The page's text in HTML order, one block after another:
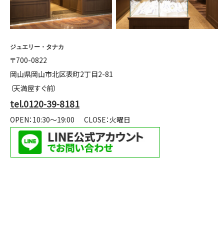
ジュエリー・タナカ
〒700-0822
岡山県岡山市北区表町2丁目2-81
（天満屋すぐ前）
tel.0120-39-8181
OPEN：10:30～19:00 CLOSE：火曜日